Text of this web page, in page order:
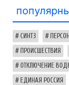
СИНТЗ
ПРОИСШЕСТВИЯ
ОТКЛЮЧЕНИЕ
ЕДИНАЯ РОССИЯ